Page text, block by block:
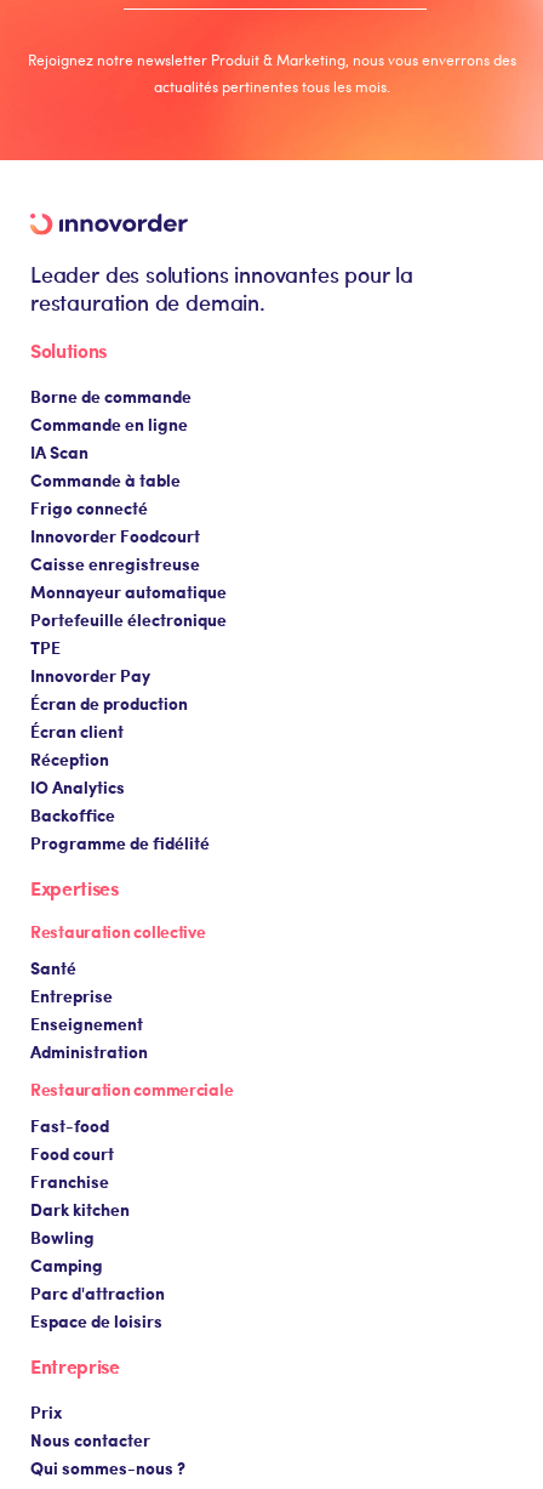
Rejoignez notre newsletter Produit & Marketing, nous vous enverrons des
actualités pertinentes tous les mois.
Leader des solutions innovantes pour la
restauration de demain.
Solutions
Borne de commande
Commande en ligne
IA Scan
Commande à table
Frigo connecté
Innovorder Foodcourt
Caisse enregistreuse
Monnayeur automatique
Portefeuille électronique
TPE
Innovorder Pay
Écran de production
Écran client
Réception
IO Analytics
Backoffice
Programme de fidélité
Expertises
Restauration collective
Santé
Entreprise
Enseignement
Administration
Restauration commerciale
Fast-food
Food court
Franchise
Dark kitchen
Bowling
Camping
Parc d'attraction
Espace de loisirs
Entreprise
Prix
Nous contacter
Qui sommes-nous ?